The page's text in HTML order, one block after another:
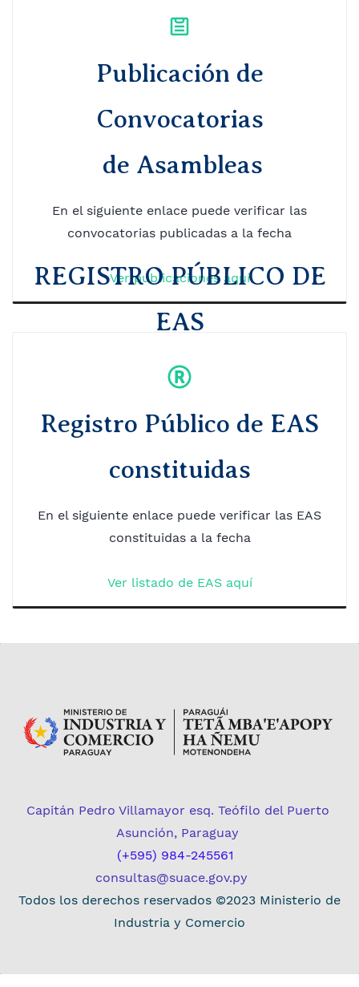
Publicación de
Convocatorias
de Asambleas
En el siguiente enlace puede verificar las
convocatorias publicadas a la fecha
Ver publicaciones aquí
Registro Público de EAS
constituidas
En el siguiente enlace puede verificar las EAS
constituidas a la fecha
Ver listado de EAS aquí
REGISTRO PÚBLICO DE
EAS
Capitán Pedro Villamayor esq. Teófilo del Puerto
Asunción, Paraguay
(+595) 984-245561
consultas@suace.gov.py
Todos los derechos reservados ©2023 Ministerio de
Industria y Comercio